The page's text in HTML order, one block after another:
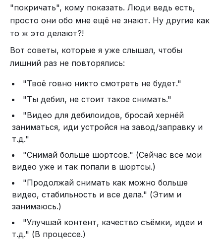
"покричать", кому показать. Люди ведь есть,
просто они обо мне ещё не знают. Ну другие как
то ж это делают?!
Вот советы, которые я уже слышал, чтобы
лишний раз не повторялись:
"Твоё говно никто смотреть не будет."
"Ты дебил, не стоит такое снимать."
"Видео для дебилоидов, бросай хернёй
заниматься, иди устройся на завод/заправку и
т.д."
"Снимай больше шортсов." (Сейчас все мои
видео уже и так попали в шортсы.)
"Продолжай снимать как можно больше
видео, стабильность и все дела." (Этим и
занимаюсь.)
"Улучшай контент, качество съёмки, идеи и
т.д." (В процессе.)